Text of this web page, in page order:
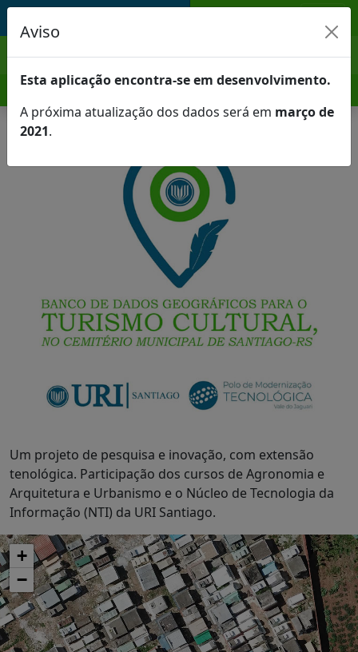
Aviso
Esta aplicação encontra-se em desenvolvimento.
A próxima atualização dos dados será em março de
2021.
Um projeto de pesquisa e inovação, com extensão
tenológica. Participação dos cursos de Agronomia e
Arquitetura e Urbanismo e o Núcleo de Tecnologia da
Informação (NTI) da URI Santiago.
+
−